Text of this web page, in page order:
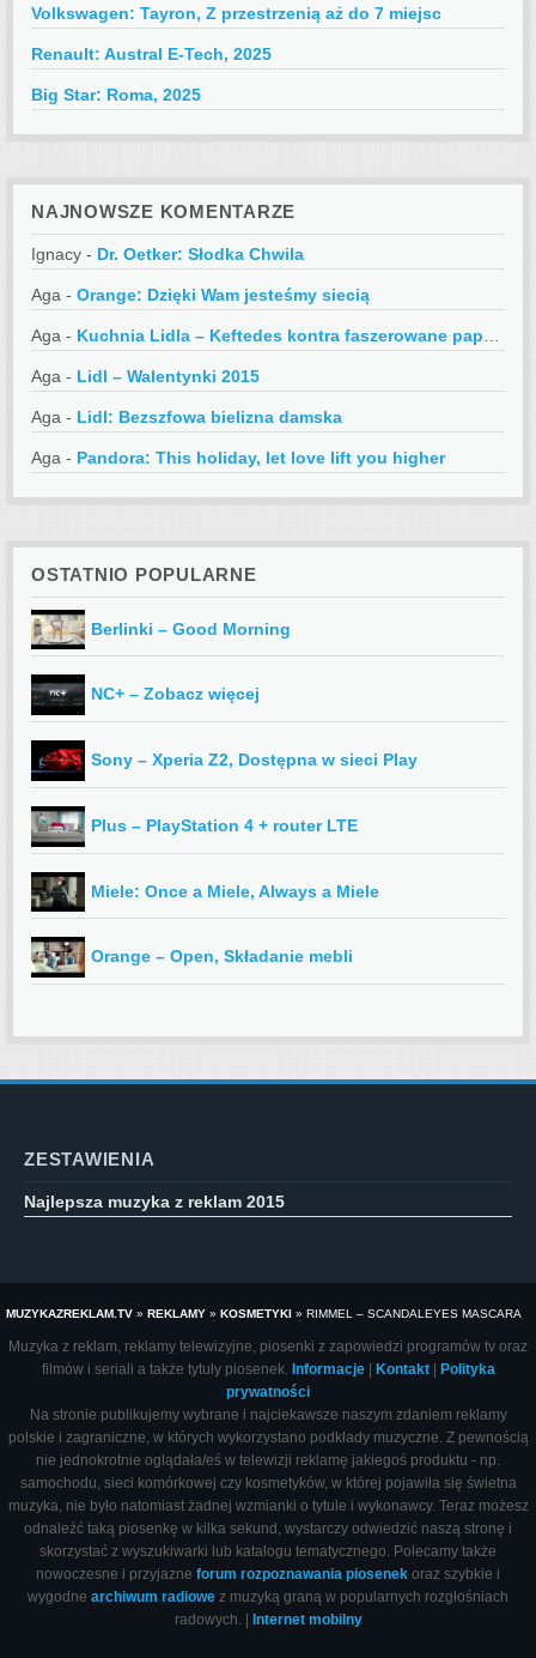
Volkswagen: Tayron, Z przestrzenią aż do 7 miejsc
Renault: Austral E-Tech, 2025
Big Star: Roma, 2025
NAJNOWSZE KOMENTARZE
Ignacy - Dr. Oetker: Słodka Chwila
Aga - Orange: Dzięki Wam jesteśmy siecią
Aga - Kuchnia Lidla – Keftedes kontra faszerowane papryczki
Aga - Lidl – Walentynki 2015
Aga - Lidl: Bezszfowa bielizna damska
Aga - Pandora: This holiday, let love lift you higher
OSTATNIO POPULARNE
Berlinki – Good Morning
NC+ – Zobacz więcej
Sony – Xperia Z2, Dostępna w sieci Play
Plus – PlayStation 4 + router LTE
Miele: Once a Miele, Always a Miele
Orange – Open, Składanie mebli
ZESTAWIENIA
Najlepsza muzyka z reklam 2015
MUZYKAZREKLAM.TV » REKLAMY » KOSMETYKI » RIMMEL – SCANDALEYES MASCARA
Muzyka z reklam, reklamy telewizyjne, piosenki z zapowiedzi programów tv oraz
filmów i seriali a także tytuły piosenek. Informacje| Kontakt|
Polityka
prywatności
Na stronie publikujemy wybrane i najciekawsze naszym zdaniem reklamy
polskie i zagraniczne, w których wykorzystano podkłady muzyczne. Z pewnością
nie jednokrotnie oglądała/eś w telewizji reklamę jakiegoś produktu - np.
samochodu, sieci komórkowej czy kosmetyków, w której pojawiła się świetna
muzyka, nie było natomiast żadnej wzmianki o tytule i wykonawcy. Teraz możesz
odnaleźć taką piosenkę w kilka sekund, wystarczy odwiedzić naszą stronę i
skorzystać z wyszukiwarki lub katalogu tematycznego. Polecamy także
nowoczesne i przyjazne forum rozpoznawania piosenek oraz szybkie i
wygodne archiwum radiowe z muzyką graną w popularnych rozgłośniach
radowych. |
Internet mobilny